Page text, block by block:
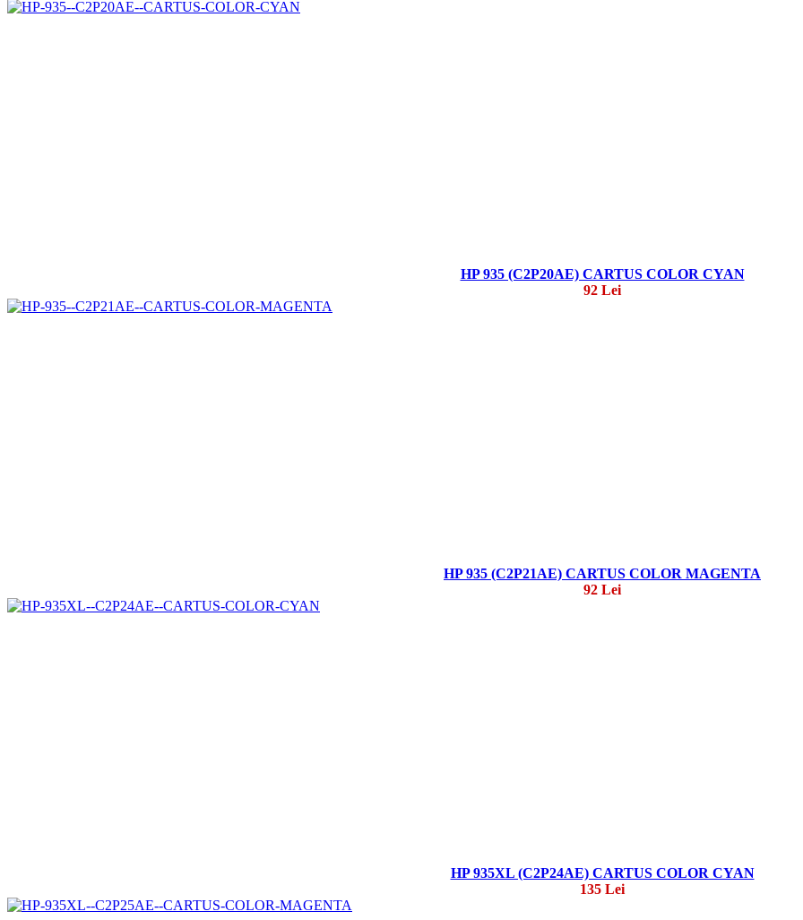
HP 935 (C2P20AE) CARTUS COLOR CYAN
92 Lei
HP 935 (C2P21AE) CARTUS COLOR MAGENTA
92 Lei
HP 935XL (C2P24AE) CARTUS COLOR CYAN
135 Lei